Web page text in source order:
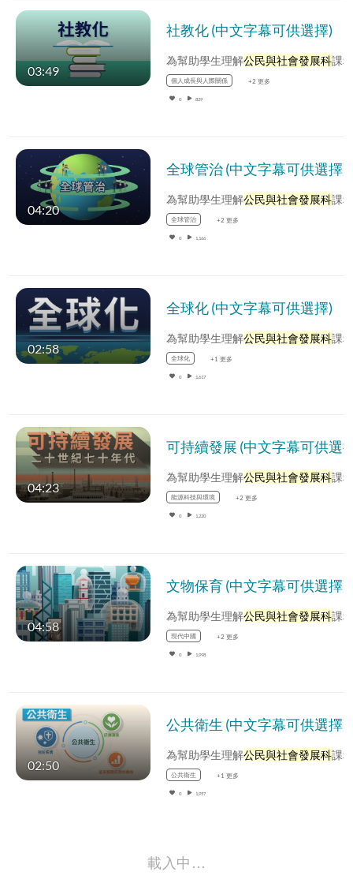
03:49
社教化 (中文字幕可供選擇)
為幫助學生理解公民與社會發展科課程中的內容，公民與社會發展組選取了一些基本概念，製作相關的動畫影片，…
個人成長與人際關係 +2 更多
0 829
04:20
全球管治 (中文字幕可供選擇)
為幫助學生理解公民與社會發展科課程中的內容，公民與社會發展組選取了一些基本概念，製作相關的動畫影片，…
全球管治 +2 更多
0 1,166
02:58
全球化 (中文字幕可供選擇)
為幫助學生理解公民與社會發展科課程中的內容，公民與社會發展組選取了一些基本概念，製作相關的動畫影片，…
全球化 +1 更多
0 1,617
04:23
可持續發展 (中文字幕可供選
為幫助學生理解公民與社會發展科課程中的內容，公民與社會發展組選取了一些基本概念，製作相關的動畫影片，…
能源科技與環境 +2 更多
0 1,220
04:58
文物保育 (中文字幕可供選擇)
為幫助學生理解公民與社會發展科課程中的內容，公民與社會發展組選取了一些基本概念，製作相關的動畫影片，…
現代中國 +2 更多
0 1,998
02:50
公共衛生 (中文字幕可供選擇)
為幫助學生理解公民與社會發展科課程中的內容，公民與社會發展組選取了一些基本概念，製作相關的動畫影片，…
公共衛生 +1 更多
0 1,957
載入中…